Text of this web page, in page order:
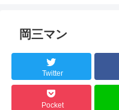
岡三マン
Twitter
Pocket